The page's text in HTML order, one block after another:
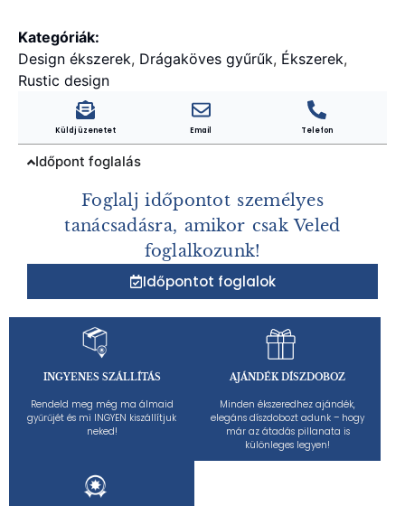
INGYENES SZÁLLÍTÁS
Rendeld meg még ma álmaid
gyűrűjét és mi INGYEN kiszállítjuk
neked!
AJÁNDÉK DÍSZDOBOZ
Minden ékszeredhez ajándék,
elegáns díszdobozt adunk – hogy
már az átadás pillanata is
különleges legyen!
Kategóriák:
Design ékszerek, Drágaköves gyűrűk, Ékszerek,
Rustic design
Küldj üzenetet Email Telefon
Időpont foglalás
Foglalj időpontot személyes
tanácsadásra, amikor csak Veled
foglalkozunk!
Időpontot foglalok